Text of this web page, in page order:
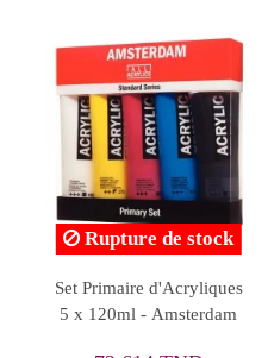
Rupture de stock
Pot Acrylique 500ml
Blanc de Zinc 104 -